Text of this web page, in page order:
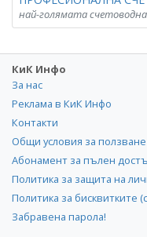
най-голямата счетоводна
КиК Инфо
За нас
Реклама в КиК Инфо
Контакти
Общи условия за ползване
Абонамент за пълен
Политика за защита на
Политика за бисквитките
Забравена парола!